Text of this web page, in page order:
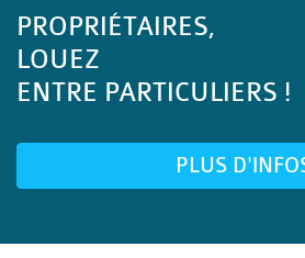
PROPRIÉTAIRES,
LOUEZ
ENTRE PARTICULIERS !
PLUS